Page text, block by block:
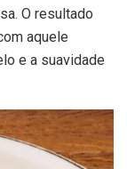
O resultado
aquele
e a suavidade